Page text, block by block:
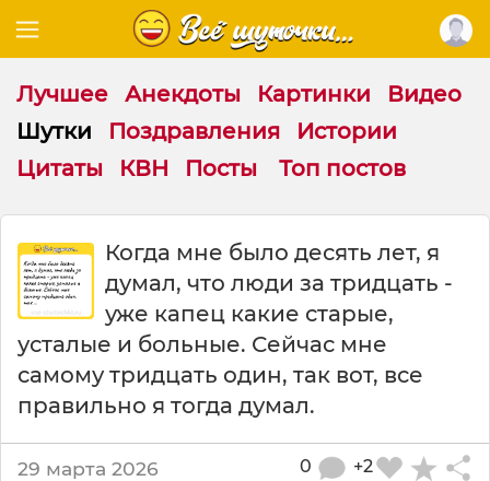
Лучшее Анекдоты Картинки
Видео
Шутки
Поздравления
Истории
Цитаты
КВН Посты Топ постов
д
Когда мне было десять лет, я
думал, что люди за тридцать -
уже капец какие старые,
усталые и больные. Сейчас мне
самому тридцать один, так вот, все
правильно я тогда думал.
29 марта 2026 +2
0